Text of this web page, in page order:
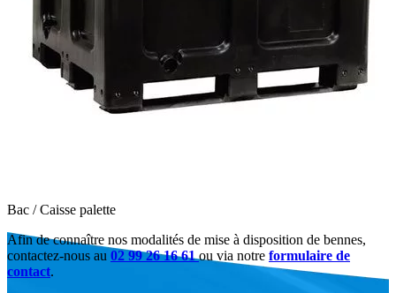
Bac / Caisse palette
Afin de connaître nos modalités de mise à disposition de bennes,
contactez-nous au 02 99 26 16 61ou via notre formulaire de
contact.